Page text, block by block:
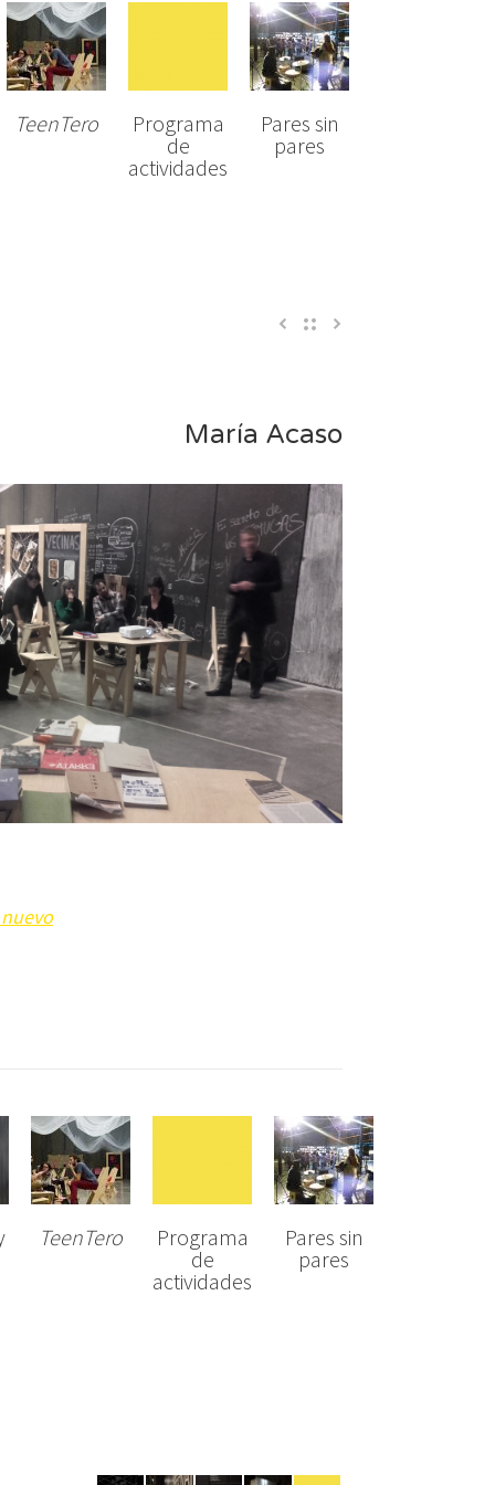
TeenTero
Programa
de
actividades
Pares sin
pares
María Acaso
TeenTero
Programa
de
actividades
Pares sin
pares